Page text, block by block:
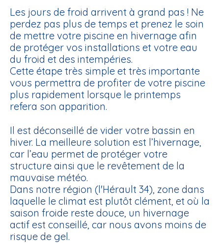
Les jours de froid arrivent à grand pas ! Ne
perdez pas plus de temps et prenez le soin
de mettre votre piscine en hivernage afin
de protéger vos installations et votre eau
du froid et des intempéries.
Cette étape très simple et très importante
vous permettra de profiter de votre piscine
plus rapidement lorsque le printemps
refera son apparition.
Il est déconseillé de vider votre bassin en
hiver. La meilleure solution est l’hivernage,
car l’eau permet de protéger votre
structure ainsi que le revêtement de la
mauvaise météo.
Dans notre région (l'Hérault 34), zone dans
laquelle le climat est plutôt clément, et où la
saison froide reste douce, un hivernage
actif est conseillé, car nous avons moins de
risque de gel.